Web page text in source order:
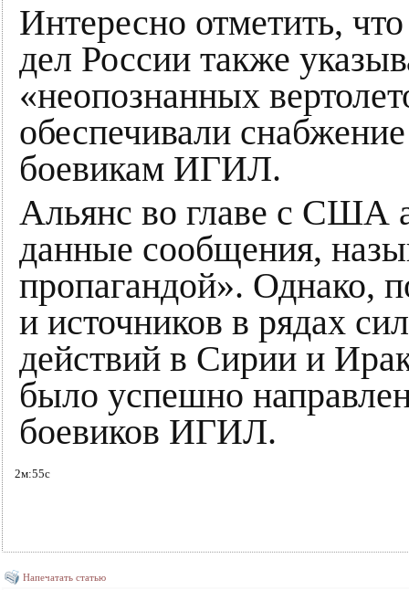
Интересно отметить,
дел России также
«неопознанных
обеспечивали
боевикам ИГИЛ.
Альянс во главе с США
данные сообщения,
пропагандой». Однако,
и источников в рядах
действий в Сирии и
было успешно
боевиков ИГИЛ.
2м:55с
Напечатать статью